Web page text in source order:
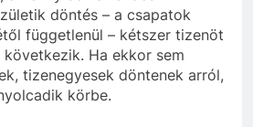
döntés – a csapatok
függetlenül – kétszer tizenöt
Ha ekkor sem
tizenegyesek döntenek arról,
körbe.